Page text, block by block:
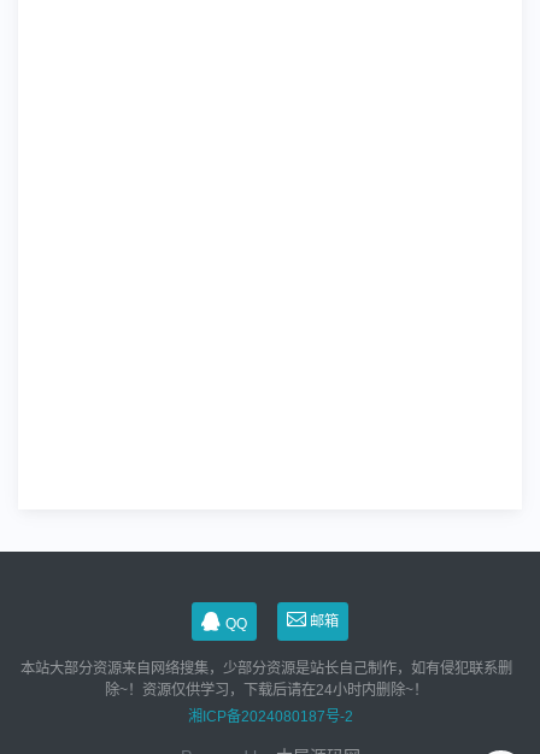
QQ 邮箱
本站大部分资源来自网络搜集，少部分资源是站长自己制作，如有侵犯联系删
除~！资源仅供学习，下载后请在24小时内删除~！
湘ICP备2024080187号-2